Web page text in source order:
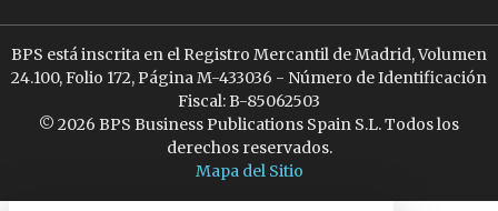
BPS está inscrita en el Registro Mercantil de Madrid, Volumen
24.100, Folio 172, Página M-433036 - Número de Identificación
Fiscal: B-85062503
© 2026 BPS Business Publications Spain S.L. Todos los
derechos reservados.
Mapa del Sitio